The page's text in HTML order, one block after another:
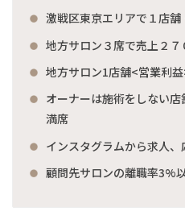
激戦区東京エリアで１店
地方サロン３席で売上２７
地方サロン1店舗<営業利
オーナーは施術をしない
満席
インスタグラムから求人
顧問先サロンの離職率3%